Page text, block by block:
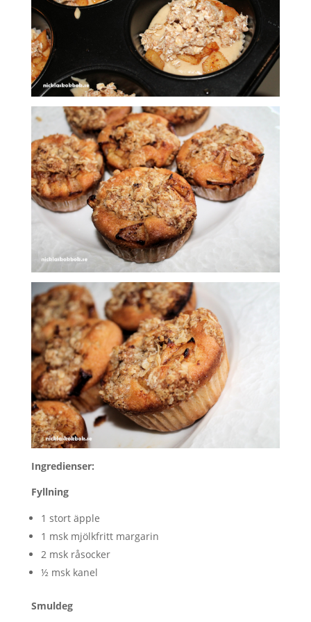
Ingredienser:
Fyllning
1 stort äpple
1 msk mjölkfritt margarin
2 msk råsocker
½ msk kanel
Smuldeg